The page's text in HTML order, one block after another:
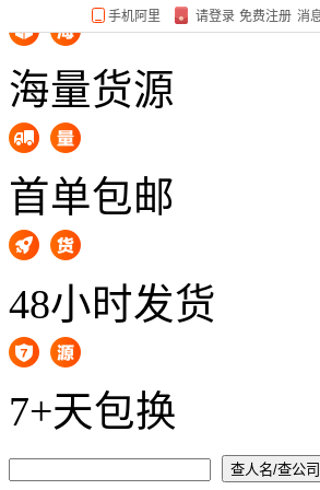
海量货源
首单包邮
48小时发货
7+天包换
查人名/查公司